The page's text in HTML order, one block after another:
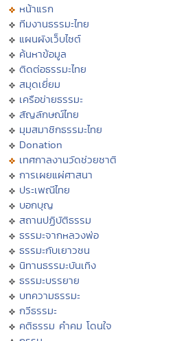
หน้าแรก
ทีมงานธรรมะไทย
แผนผังเว็บไซต์
ค้นหาข้อมูล
ติดต่อธรรมะไทย
สมุดเยี่ยม
เครือข่ายธรรมะ
สัญลักษณ์ไทย
มุมสมาชิกธรรมะไทย
Donation
เทศกาลงานวัดช่วยชาติ
การเผยแผ่ศาสนา
ประเพณีไทย
บอกบุญ
สถานปฏิบัติธรรม
ธรรมะจากหลวงพ่อ
ธรรมะกับเยาวชน
นิทานธรรมะบันเทิง
ธรรมะบรรยาย
บทความธรรมะ
กวีธรรมะ
คติธรรม คำคม โดนใจ